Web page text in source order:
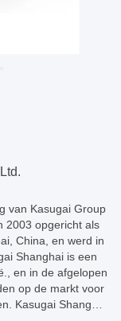
van Kasugai Group
2003 opgericht als
China, en werd in
Shanghai is een
en in de afgelopen
op de markt voor
Kasugai Shanghai